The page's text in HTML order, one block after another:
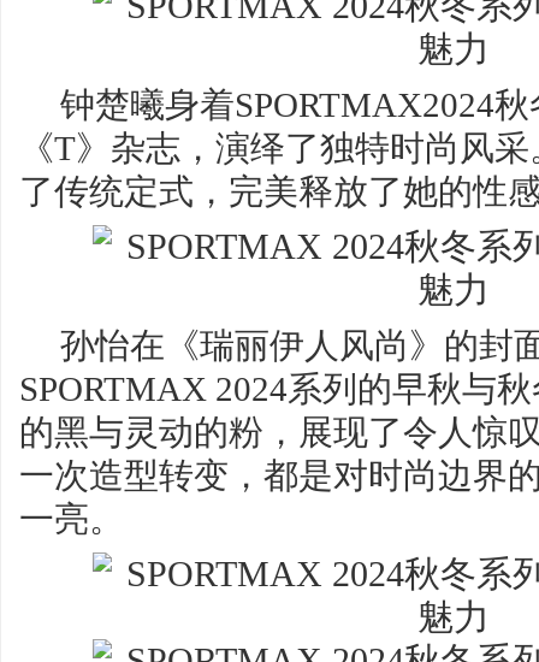
钟楚曦身着SPORTMAX2024
《T》杂志，演绎了独特时尚风
了传统定式，完美释放了她的性
孙怡在《瑞丽伊人风尚》的封
SPORTMAX 2024系列的早秋与
的黑与灵动的粉，展现了令人惊
一次造型转变，都是对时尚边界
一亮。